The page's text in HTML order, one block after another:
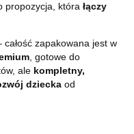
propozycja, która łączy
zapakowana jest w
, gotowe do
ale kompletny,
dziecka od